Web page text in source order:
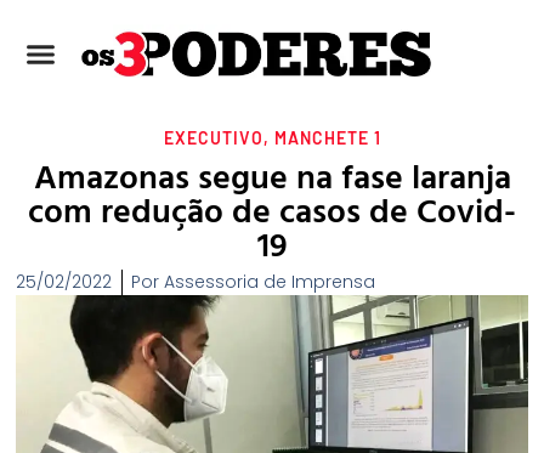
EXECUTIVO, MANCHETE 1
Amazonas segue na fase laranja
com redução de casos de Covid-
19
25/02/2022 Por Assessoria de Imprensa